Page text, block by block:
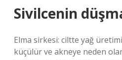
Sivilcenin
Elma sirkesi: ciltte yağ
küçülür ve akneye neden